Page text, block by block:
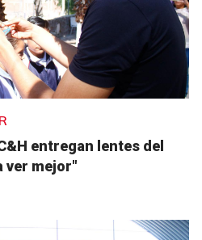
entregan lentes del
ver mejor"